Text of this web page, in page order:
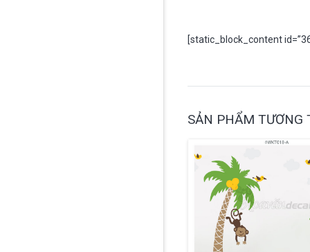
[static_block_content
SẢN PHẨM TƯƠNG